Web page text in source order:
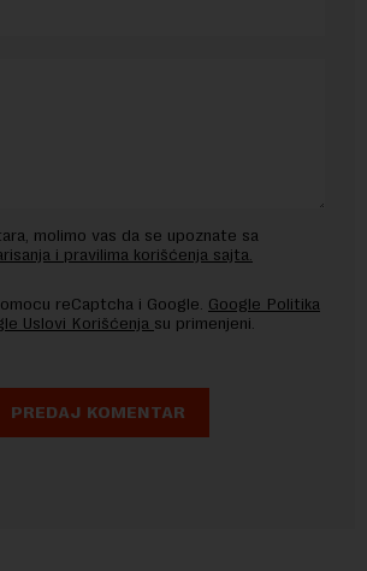
molimo vas da se upoznate sa
i pravilima korišćenja sajta.
reCaptcha i Google. Google Politika
Uslovi Korišćenja su primenjeni.